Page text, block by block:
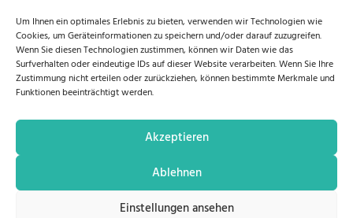
Um Ihnen ein optimales Erlebnis zu bieten, verwenden wir Technologien wie
Cookies, um Geräteinformationen zu speichern und/oder darauf zuzugreifen.
Wenn Sie diesen Technologien zustimmen, können wir Daten wie das
Surfverhalten oder eindeutige IDs auf dieser Website verarbeiten. Wenn Sie Ihre
Zustimmung nicht erteilen oder zurückziehen, können bestimmte Merkmale und
Funktionen beeinträchtigt werden.
Akzeptieren
Ablehnen
Einstellungen ansehen
Ich akzeptiere dieDatenschutzerklärung
TET Hygiene Vertrieb GmbH & Co. KG | IMPRESSUM
AGB|COOKIES